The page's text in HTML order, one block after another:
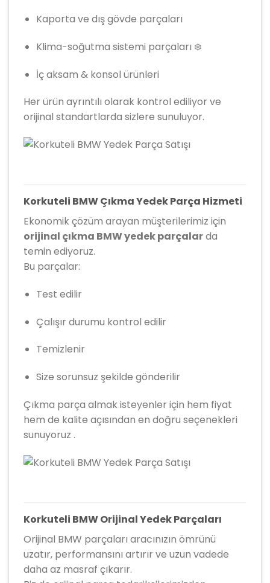
Kaporta ve dış gövde parçaları
Klima-soğutma sistemi parçaları ❄️
İç aksam & konsol ürünleri
Her ürün ayrıntılı olarak kontrol ediliyor ve
orijinal standartlarda sizlere sunuluyor.
Korkuteli BMW Çıkma Yedek Parça Hizmeti
Ekonomik çözüm arayan müşterilerimiz için
orijinal çıkma BMW yedek parçalarda
temin ediyoruz.
Bu parçalar:
Test edilir
Çalışır durumu kontrol edilir
Temizlenir
Size sorunsuz şekilde gönderilir
Çıkma parça almak isteyenler için hem fiyat
hem de kalite açısından en doğru seçenekleri
sunuyoruz .
Korkuteli BMW Orijinal Yedek Parçaları
Orijinal BMW parçaları aracınızın ömrünü
uzatır, performansını artırır ve uzun vadede
daha az masraf çıkarır.